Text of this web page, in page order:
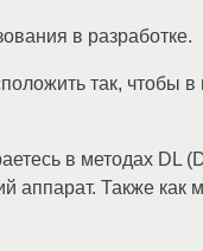
в разработке.
так, чтобы в
в методах DL
аппарат. Также как